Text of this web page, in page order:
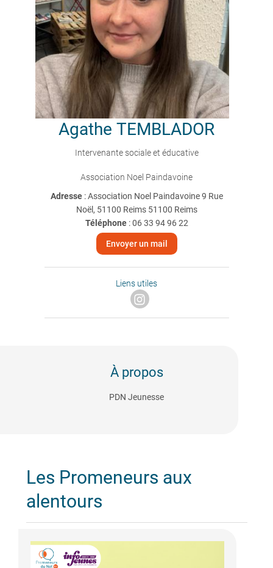
Agathe TEMBLADOR
Intervenante sociale et éducative
Association Noel Paindavoine
Adresse : Association Noel Paindavoine 9 Rue
Noël, 51100 Reims 51100 Reims
Téléphone:06 33 94 96 22
Envoyer un mail
Liens utiles
À propos
PDN Jeunesse
Les Promeneurs aux
alentours